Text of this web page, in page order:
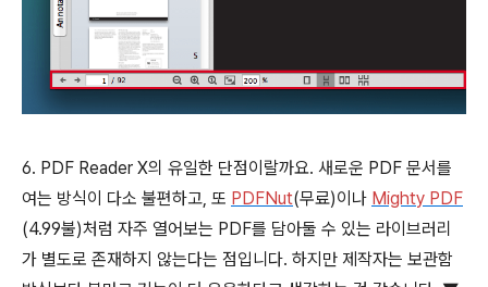
6. PDF Reader X의 유일한 단점이랄까요. 새로운 PDF 문서를
여는 방식이 다소 불편하고, 또 PDFNut(무료)이나 Mighty PDF
(4.99불)처럼 자주 열어보는 PDF를 담아둘 수 있는 라이브러리
가 별도로 존재하지 않는다는 점입니다. 하지만 제작자는 보관함